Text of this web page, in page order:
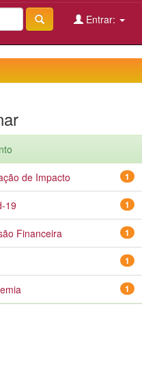
Entrar:
1
de Impacto
1
19
1
Financeira
1
1